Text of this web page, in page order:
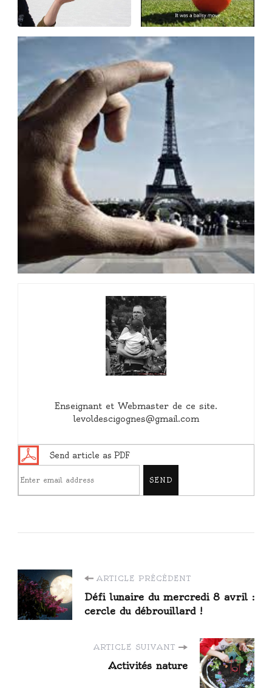
Enseignant et Webmaster de ce site.
levoldescigognes@gmail.com
Send article as PDF
Navigation
d'article
ARTICLE PRÉCÉDENT
Défi lunaire du mercredi 8 avril :
cercle du débrouillard !
ARTICLE SUIVANT
Activités nature